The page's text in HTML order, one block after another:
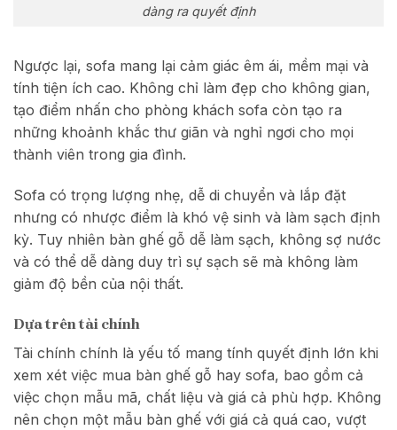
dàng ra quyết định
Ngược lại, sofa mang lại cảm giác êm ái, mềm mại và
tính tiện ích cao. Không chỉ làm đẹp cho không gian,
tạo điểm nhấn cho phòng khách sofa còn tạo ra
những khoảnh khắc thư giãn và nghỉ ngơi cho mọi
thành viên trong gia đình.
Sofa có trọng lượng nhẹ, dễ di chuyển và lắp đặt
nhưng có nhược điểm là khó vệ sinh và làm sạch định
kỳ. Tuy nhiên bàn ghế gỗ dễ làm sạch, không sợ nước
và có thể dễ dàng duy trì sự sạch sẽ mà không làm
giảm độ bền của nội thất.
Dựa trên tài chính
Tài chính chính là yếu tố mang tính quyết định lớn khi
xem xét việc mua bàn ghế gỗ hay sofa, bao gồm cả
việc chọn mẫu mã, chất liệu và giá cả phù hợp. Không
nên chọn một mẫu bàn ghế với giá cả quá cao, vượt